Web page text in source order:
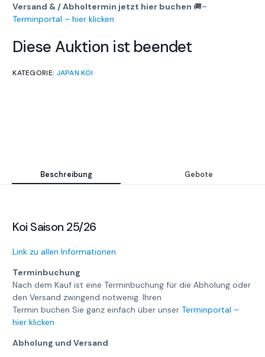
Versand & / Abholtermin jetzt hier buchen 🚚–
Terminportal – hier klicken
Diese Auktion ist beendet
KATEGORIE: JAPAN KOI
Beschreibung Gebote
Koi Saison 25/26
Link zu allen Informationen
Terminbuchung
Nach dem Kauf ist eine Terminbuchung für die Abholung oder
den Versand zwingend notwenig. Ihren
Termin buchen Sie ganz einfach über unserTerminportal –
hier klicken
Abholung und Versand